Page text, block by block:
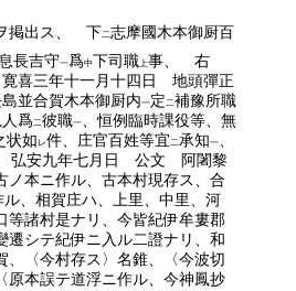
掲出ス、 下二志摩國木本御厨百
息長吉守一爲中下司職上事、 右
喜三年十一月十四日 地頭彈正
並合賀木本御厨内一定二補豫所職
爲二彼職一 、恒例臨時課役等、無
状如 レ件、庄官百姓等宜二承知一
弘安九年七月日 公文 阿闍黎
本ニ作ル、古本村現存ス、合
、相賀庄ハ、上里、中里、河
等諸村是ナリ、今皆紀伊牟婁郡
遷シテ紀伊ニ入ル二證ナリ、和
、〈今村存ス〉名錐、〈今波切
原本誤テ道浮ニ作ル、今神鳳抄